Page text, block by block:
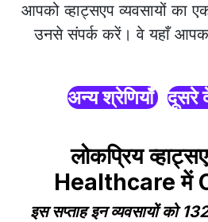
आपको व्हाट्सएप व्यवसायों का
उनसे संपर्क करें। वे यहाँ
अन्य श्रेणियाँ दूसरे
लोकप्रिय
Healthcare में
इस सप्ताह इन व्यवसायों को